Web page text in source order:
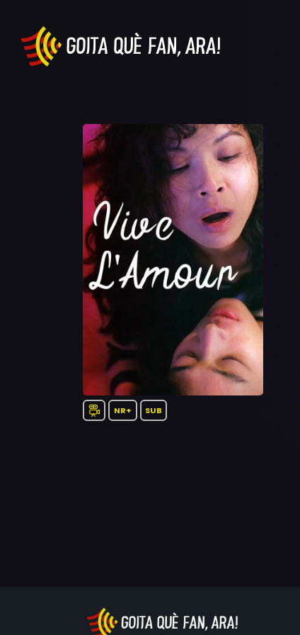
NR+ SUB